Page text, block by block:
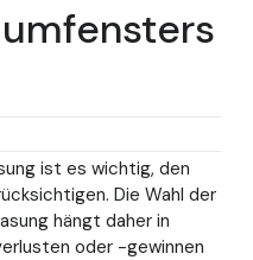
ist es wichtig, den
Die Wahl der
hängt daher in
oder -gewinnen